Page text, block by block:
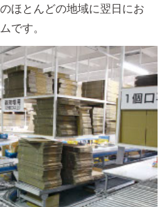
ほとんどの地域に翌日にお
です。